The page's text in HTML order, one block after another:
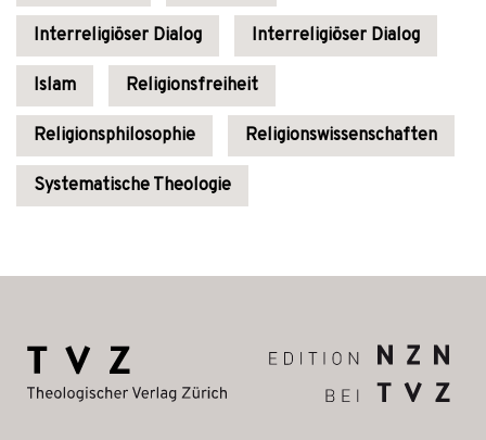
Interreligiöser Dialog Interreligiöser Dialog
Islam Religionsfreiheit
Religionsphilosophie Religionswissenschaften
Systematische Theologie